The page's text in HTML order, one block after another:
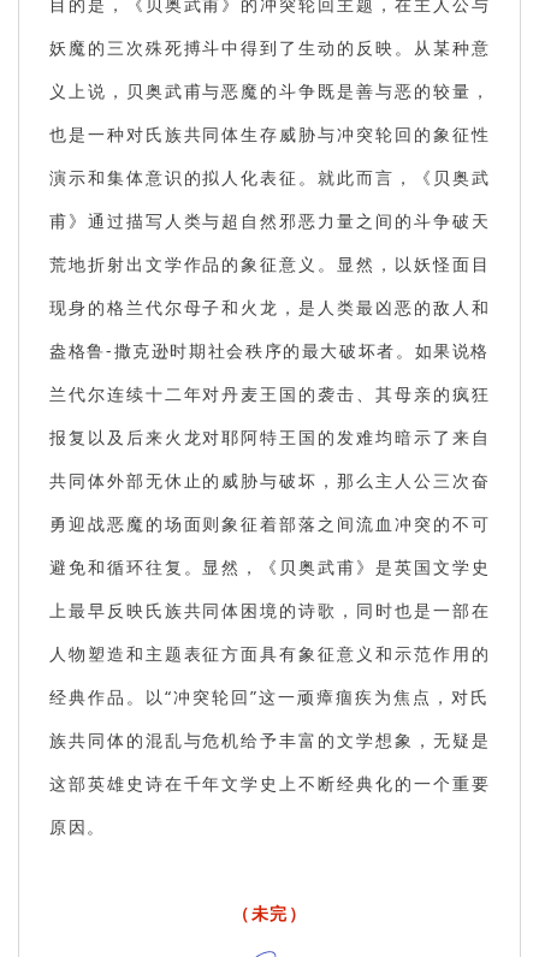
妖魔的三次殊死搏斗中得到了生动的反映。从某种意
义上说，贝奥武甫与恶魔的斗争既是善与恶的较量，
也是一种对氏族共同体生存威胁与冲突轮回的象征性
演示和集体意识的拟人化表征。就此而言，《贝奥武
甫》通过描写人类与超自然邪恶力量之间的斗争破天
荒地折射出文学作品的象征意义。显然，以妖怪面目
现身的格兰代尔母子和火龙，是人类最凶恶的敌人和
盎格鲁-撒克逊时期社会秩序的最大破坏者。如果说格
兰代尔连续十二年对丹麦王国的袭击、其母亲的疯狂
报复以及后来火龙对耶阿特王国的发难均暗示了来自
共同体外部无休止的威胁与破坏，那么主人公三次奋
勇迎战恶魔的场面则象征着部落之间流血冲突的不可
避免和循环往复。显然，《贝奥武甫》是英国文学史
上最早反映氏族共同体困境的诗歌，同时也是一部在
人物塑造和主题表征方面具有象征意义和示范作用的
经典作品。以“冲突轮回”这一顽瘴痼疾为焦点，对氏
族共同体的混乱与危机给予丰富的文学想象，无疑是
这部英雄史诗在千年文学史上不断经典化的一个重要
原因。
（未完）